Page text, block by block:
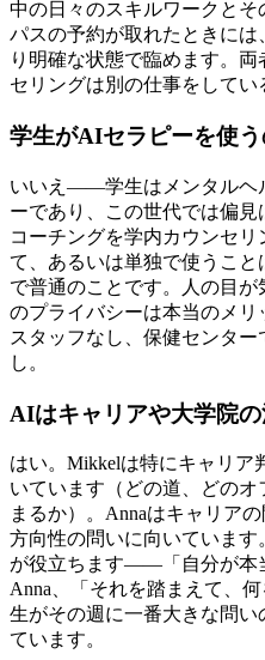
中の日々のスキルワークと
パスの予約が取れたときに
り明確な状態で臨めます。
セリングは別の仕事をしてい
学生がAIセラピーを使う
いいえ——学生はメンタルヘ
ーであり、この世代では偏
コーチングを学内カウンセ
て、あるいは単独で使うこ
で普通のことです。人の目
のプライバシーは本当のメ
スタッフなし、保健センタ
し。
AIはキャリアや大学院
はい。Mikkelは特にキャリア
いています（どの道、どの
まるか）。Annaはキャリア
方向性の問いに向いていま
が役立ちます——「自分が本
Anna、「それを踏まえて、
生がその週に一番大きな問
ています。